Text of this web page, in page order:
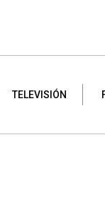
TELEVISIÓN